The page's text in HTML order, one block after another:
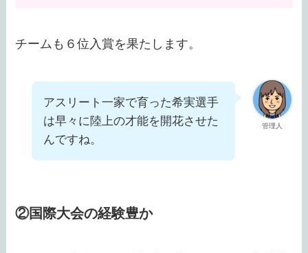
チームも６位入賞を果たします。
管理人
アスリート一家で育った希実選手
は早々に陸上の才能を開花させた
んですね。
②国際大会の経験豊か